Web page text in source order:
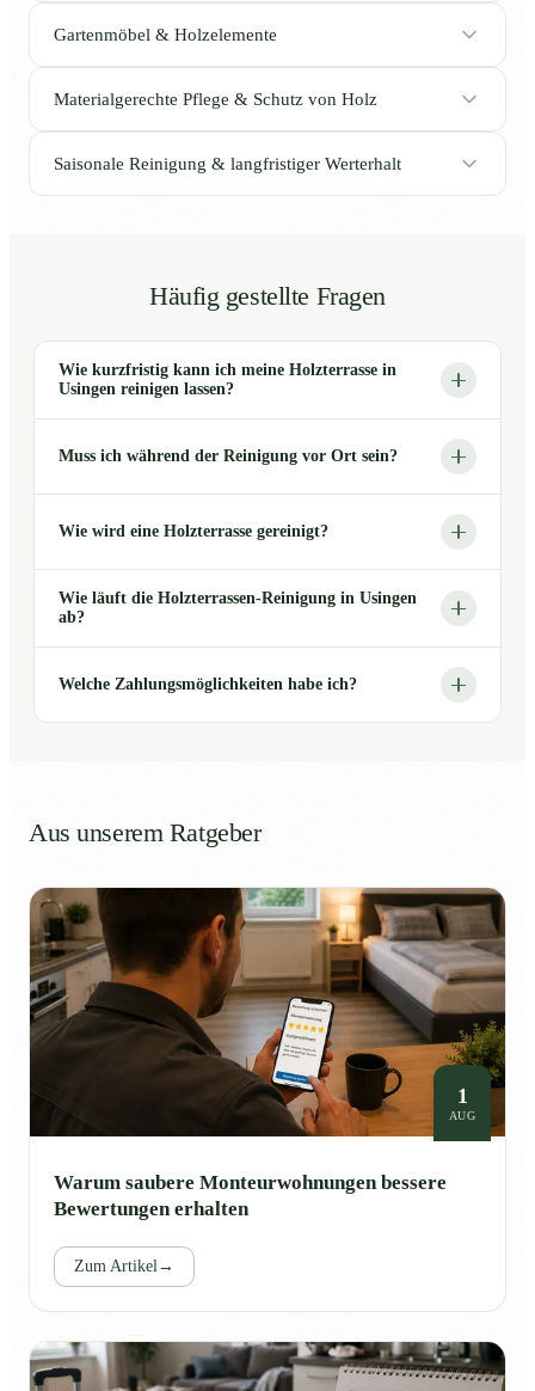
Gartenmöbel & Holzelemente
Materialgerechte Pflege & Schutz von Holz
Saisonale Reinigung & langfristiger Werterhalt
Häufig gestellte Fragen
Wie kurzfristig kann ich meine Holzterrasse in
Usingen reinigen lassen?
Muss ich während der Reinigung vor Ort sein?
Wie wird eine Holzterrasse gereinigt?
Wie läuft die Holzterrassen-Reinigung in Usingen
ab?
Welche Zahlungsmöglichkeiten habe ich?
Aus unserem Ratgeber
1
AUG
Warum saubere Monteurwohnungen bessere
Bewertungen erhalten
Zum Artikel→